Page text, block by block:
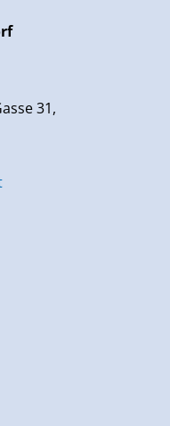
31,